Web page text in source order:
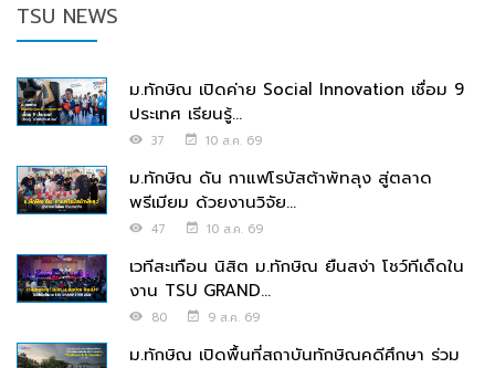
TSU NEWS
ม.ทักษิณ เปิดค่าย Social Innovation เชื่อม 9
ประเทศ เรียนรู้...
37 10 ส.ค. 69
ม.ทักษิณ ดัน กาแฟโรบัสต้าพัทลุง สู่ตลาด
พรีเมียม ด้วยงานวิจัย...
47 10 ส.ค. 69
เวทีสะเทือน นิสิต ม.ทักษิณ ยืนสง่า โชว์ทีเด็ดใน
งาน TSU GRAND...
80 9 ส.ค. 69
ม.ทักษิณ เปิดพื้นที่สถาบันทักษิณคดีศึกษา ร่วม